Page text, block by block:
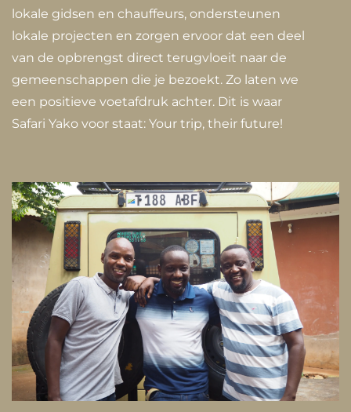
lokale gidsen en chauffeurs, ondersteunen
lokale projecten en zorgen ervoor dat een deel
van de opbrengst direct terugvloeit naar de
gemeenschappen die je bezoekt. Zo laten we
een positieve voetafdruk achter. Dit is waar
Safari Yako voor staat: Your trip, their future!